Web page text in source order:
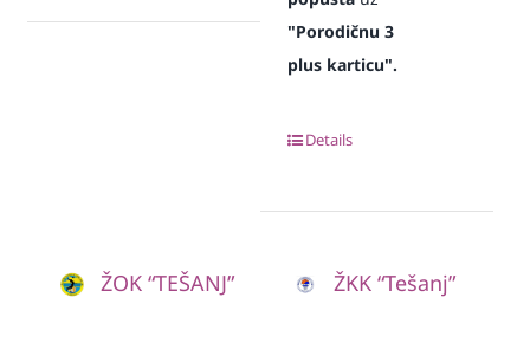
"Porodičnu 3
plus karticu".
Details
ŽOK “TEŠANJ” ŽKK “Tešanj”